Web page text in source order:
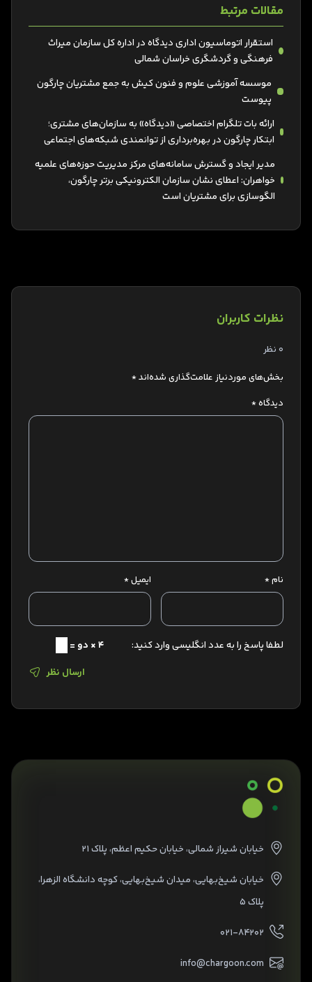
مقالات مرتبط
استقرار اتوماسیون اداری دیدگاه در اداره کل سازمان میراث
فرهنگی و گردشگری خراسان شمالی
موسسه آموزشی علوم و فنون کیش به جمع مشتریان چارگون
پیوست
ارائه بات تلگرام اختصاصی «دیدگاه» به سازمان‌های مشتری؛
ابتکار چارگون در بهره‌برداری از توانمندی شبکه‌های اجتماعی
مدیر ایجاد و گسترش سامانه‌های مرکز مدیریت حوزه‌های علمیه
خواهران: اعطای نشان سازمان الکترونیکی برتر چارگون،
الگوسازی برای مشتریان است
نظرات کاربران
0 نظر
بخش‌های موردنیاز علامت‌گذاری شده‌اند*
دیدگاه*
نام* ایمیل*
لطفا پاسخ را به عدد انگلیسی وارد کنید:
4 × دو =
ارسال نظر
خیابان شیراز شمالی، خیابان حکیم اعظم، پلاک ۲۱
خیابان شیخ‌بهایی، میدان شیخ‌بهایی، کوچه دانشگاه الزهرا،
پلاک ۵
۰۲۱-۸۴۲۰۲
info@chargoon.com